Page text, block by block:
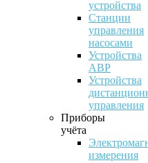
устройства
Станции
управления
насосами
Устройства
АВР
Устройства
управления
Приборы
учёта
измерения